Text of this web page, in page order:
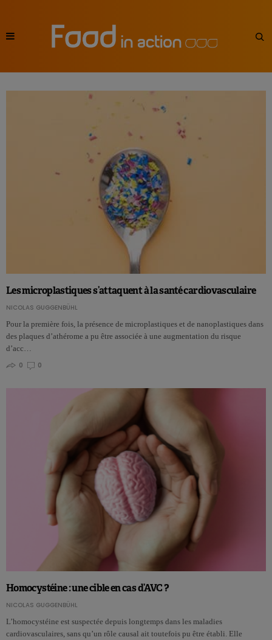
Les microplastiques s’attaquent à la santé cardiovasculaire
NICOLAS GUGGENBÜHL
Pour la première fois, la présence de microplastiques et de nanoplastiques dans
des plaques d’athérome a pu être associée à une augmentation du risque
d’acc…
0
0
Homocystéine : une cible en cas d’AVC ?
NICOLAS GUGGENBÜHL
L’homocystéine est suspectée depuis longtemps dans les maladies
cardiovasculaires, sans qu’un rôle causal ait toutefois pu être établi. Elle